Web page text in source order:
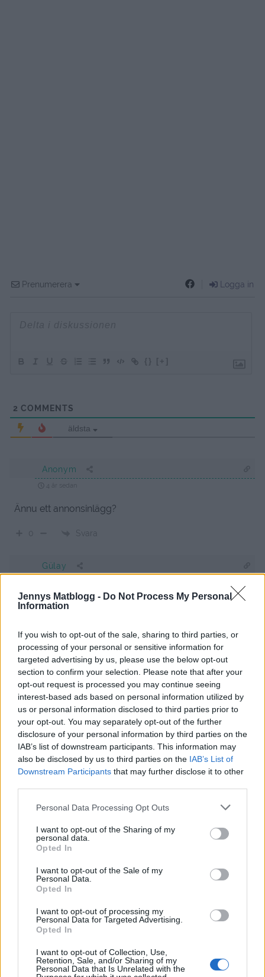
Jennys Matblogg - Do Not Process My Personal
Information
If you wish to opt-out of the sale, sharing to third parties, or
processing of your personal or sensitive information for
targeted advertising by us, please use the below opt-out
section to confirm your selection. Please note that after your
opt-out request is processed you may continue seeing
interest-based ads based on personal information utilized by
us or personal information disclosed to third parties prior to
your opt-out. You may separately opt-out of the further
disclosure of your personal information by third parties on the
IAB’s list of downstream participants. This information may
also be disclosed by us to third parties on the IAB’s List of
Downstream Participants that may further disclose it to other
Personal Data Processing Opt Outs
I want to opt-out of the Sharing of my
personal data.
Opted In
I want to opt-out of the Sale of my
Personal Data.
Opted In
I want to opt-out of processing my
Personal Data for Targeted Advertising.
Opted In
I want to opt-out of Collection, Use,
Retention, Sale, and/or Sharing of my
Personal Data that Is Unrelated with the
Prenumerera Logga in
{} [+]
2 COMMENTS
äldsta
Anonym
4 år sedan
Ännu ett annonsinlägg?
Svara
Gülay
Annonslänkarna för Åhlens funkar inte så du vet. Tänkte
0 Svara
Här kommer en liten veckomatsedel